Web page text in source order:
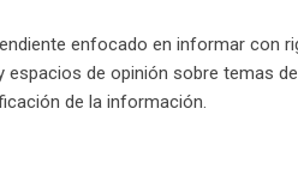
enfocado en informar con
de opinión sobre temas
de la información.